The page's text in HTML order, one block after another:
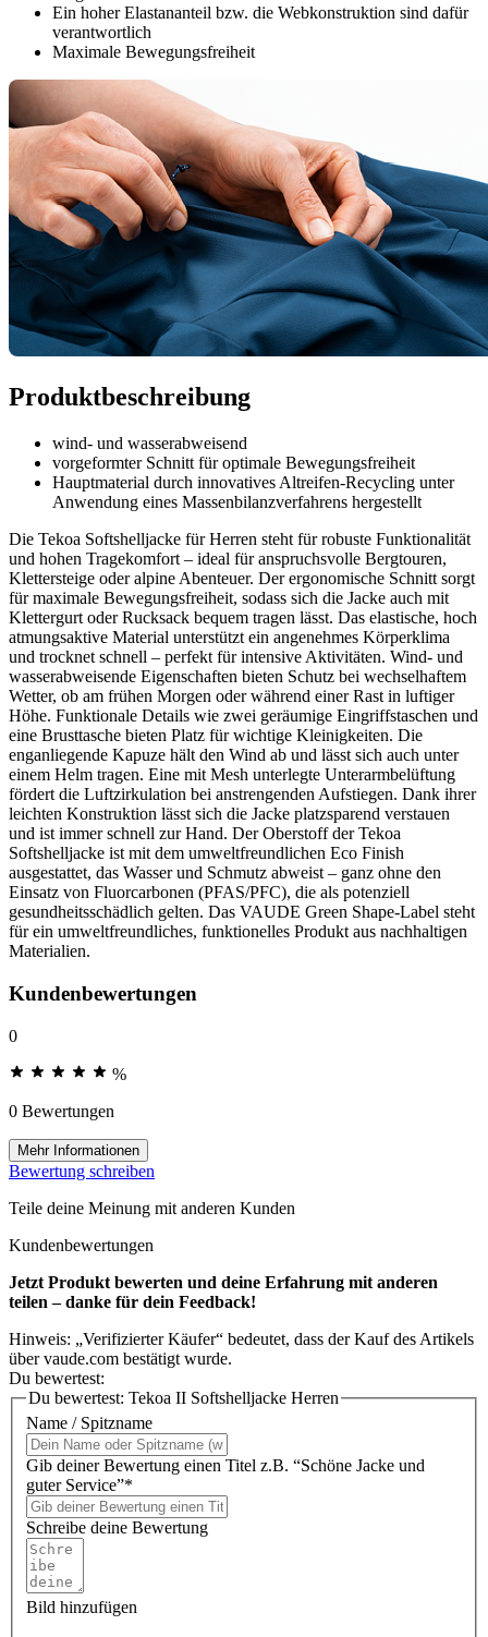
Ein hoher Elastananteil bzw. die Webkonstruktion sind dafür
verantwortlich
Maximale Bewegungsfreiheit
Produktbeschreibung
wind- und wasserabweisend
vorgeformter Schnitt für optimale Bewegungsfreiheit
Hauptmaterial durch innovatives Altreifen-Recycling unter
Anwendung eines Massenbilanzverfahrens hergestellt
Die Tekoa Softshelljacke für Herren steht für robuste Funktionalität
und hohen Tragekomfort – ideal für anspruchsvolle Bergtouren,
Klettersteige oder alpine Abenteuer. Der ergonomische Schnitt sorgt
für maximale Bewegungsfreiheit, sodass sich die Jacke auch mit
Klettergurt oder Rucksack bequem tragen lässt. Das elastische, hoch
atmungsaktive Material unterstützt ein angenehmes Körperklima
und trocknet schnell – perfekt für intensive Aktivitäten. Wind- und
wasserabweisende Eigenschaften bieten Schutz bei wechselhaftem
Wetter, ob am frühen Morgen oder während einer Rast in luftiger
Höhe. Funktionale Details wie zwei geräumige Eingriffstaschen und
eine Brusttasche bieten Platz für wichtige Kleinigkeiten. Die
enganliegende Kapuze hält den Wind ab und lässt sich auch unter
einem Helm tragen. Eine mit Mesh unterlegte Unterarmbelüftung
fördert die Luftzirkulation bei anstrengenden Aufstiegen. Dank ihrer
leichten Konstruktion lässt sich die Jacke platzsparend verstauen
und ist immer schnell zur Hand. Der Oberstoff der Tekoa
Softshelljacke ist mit dem umweltfreundlichen Eco Finish
ausgestattet, das Wasser und Schmutz abweist – ganz ohne den
Einsatz von Fluorcarbonen (PFAS/PFC), die als potenziell
gesundheitsschädlich gelten. Das VAUDE Green Shape-Label steht
für ein umweltfreundliches, funktionelles Produkt aus nachhaltigen
Materialien.
Kundenbewertungen
0
%
0 Bewertungen
Mehr Informationen
Bewertung schreiben
Teile deine Meinung mit anderen Kunden
Kundenbewertungen
Jetzt Produkt bewerten und deine Erfahrung mit anderen
teilen – danke für dein Feedback!
Hinweis: „Verifizierter Käufer“ bedeutet, dass der Kauf des Artikels
über vaude.com bestätigt wurde.
Du bewertest:
Du bewertest: Tekoa II Softshelljacke Herren
Name / Spitzname
Gib deiner Bewertung einen Titel z.B. “Schöne Jacke und
guter Service”*
Schreibe deine Bewertung
Bild hinzufügen